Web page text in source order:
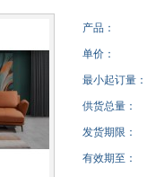
产品：
单价：
最小起订量：
供货总量：
发货期限：
有效期至：